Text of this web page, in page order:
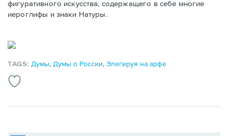
фигуративного искусства, содержащего в себе многие
иероглифы и знаки Натуры.
TAGS: Думы, Думы о России,Элегируя на арфе